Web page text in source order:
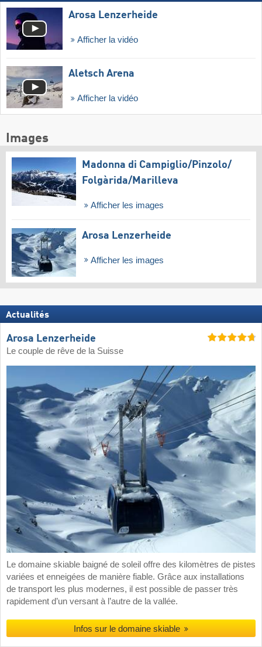
Arosa Lenzerheide
Afficher la vidéo
Aletsch Arena
Afficher la vidéo
Images
Madonna di Campiglio/​Pinzolo/​
Folgàrida/​Marilleva
Afficher les images
Arosa Lenzerheide
Afficher les images
Actualités
Arosa Lenzerheide
Le couple de rêve de la Suisse
Le domaine skiable baigné de soleil offre des kilomètres de pistes
variées et enneigées de manière fiable. Grâce aux installations
de transport les plus modernes, il est possible de passer très
rapidement d’un versant à l’autre de la vallée.
Infos sur le domaine skiable